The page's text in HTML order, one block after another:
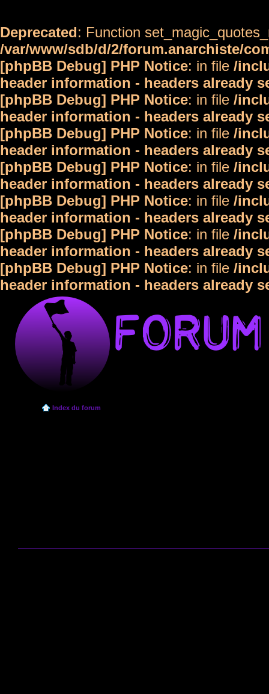
Deprecated: Function
/var/www/sdb/d/2/forum.anarchiste/
[phpBB Debug] PHP Notice: in file /
header information - headers already
[phpBB Debug] PHP Notice: in file /
header information - headers already
[phpBB Debug] PHP Notice: in file /
header information - headers already
[phpBB Debug] PHP Notice: in file /
header information - headers already
[phpBB Debug] PHP Notice: in file /
header information - headers already
[phpBB Debug] PHP Notice: in file /
header information - headers already
[phpBB Debug] PHP Notice: in file /
header information - headers already
Index du forum